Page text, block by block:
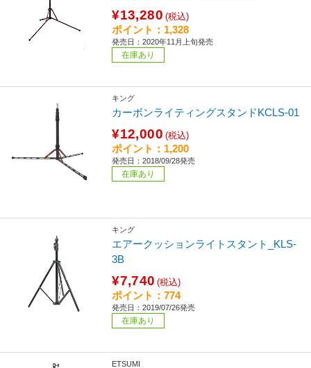
¥13,280 (税込)
ポイント：1,328
発売日：2020年11月上旬発売
在庫あり
キング
カーボンライティングスタンドKCLS-01
¥12,000 (税込)
ポイント：1,200
発売日：2018/09/28発売
在庫あり
キング
エアークッションライトスタント_KLS-
3B
¥7,740 (税込)
ポイント：774
発売日：2019/07/26発売
在庫あり
ETSUMI